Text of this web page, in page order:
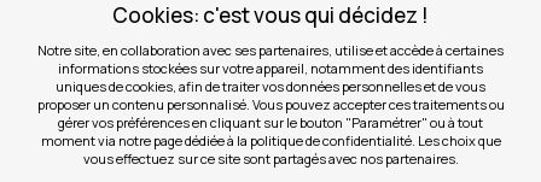
Cookies: c'est vous qui décidez !
Notre site, en collaboration avec ses partenaires, utilise et accède à certaines
informations stockées sur votre appareil, notamment des identifiants
uniques de cookies, afin de traiter vos données personnelles et de vous
proposer un contenu personnalisé. Vous pouvez accepter ces traitements ou
gérer vos préférences en cliquant sur le bouton "Paramétrer" ou à tout
moment via notre page dédiée à la politique de confidentialité. Les choix que
vous effectuez sur ce site sont partagés avec nos partenaires.
S'INSCRIRE AUX OFFRES COMMERCIALES
Inscription
notre
newsletter
Valider